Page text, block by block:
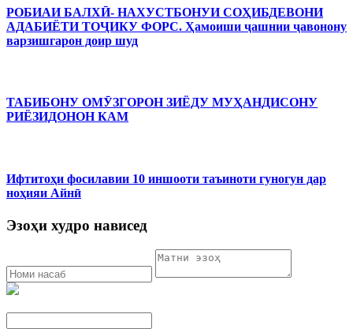
РОБИАИ БАЛХӢ- НАХУСТБОНУИ СОҲИБДЕВОНИ
АДАБИЁТИ ТОҶИКУ ФОРС. Ҳамоиши ҷашнии ҷавонону
варзишгарон доир шуд
ТАБИБОНУ ОМӮЗГОРОН ЗИЁДУ МУҲАНДИСОНУ
РИЁЗИДОНОН КАМ
Ифтитоҳи фосилавии 10 иншооти таъиноти гуногун дар
ноҳияи Айнӣ
Эзоҳи худро нависед